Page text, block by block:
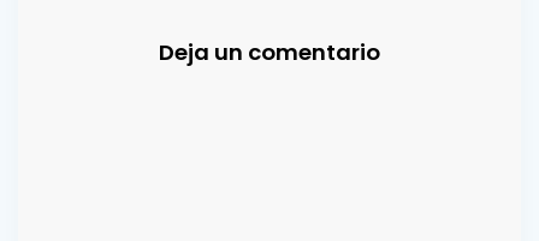
Deja un comentario